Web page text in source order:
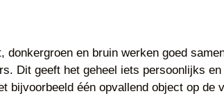
en bruin werken goed
Dit geeft het geheel iets persoonlijks
één opvallend object op de